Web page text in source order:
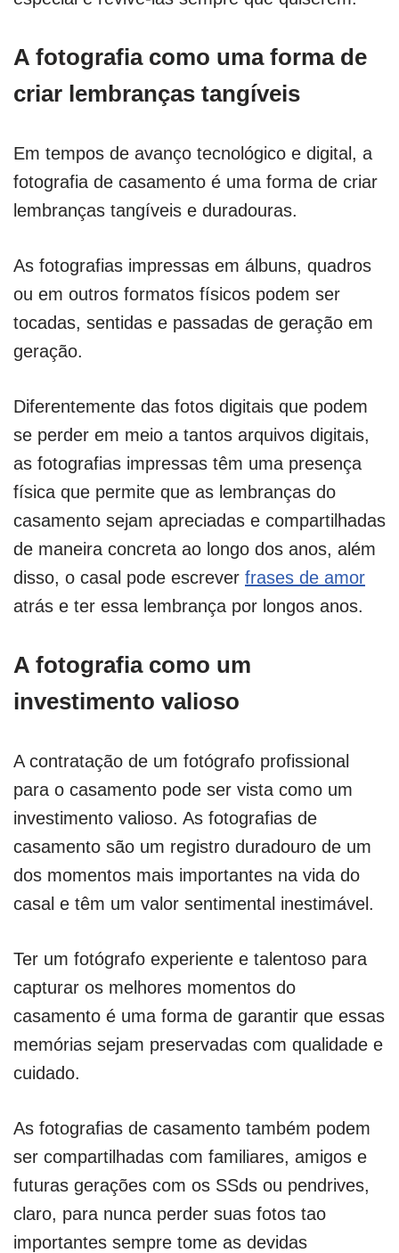
A fotografia como uma forma de
criar lembranças tangíveis
Em tempos de avanço tecnológico e digital, a
fotografia de casamento é uma forma de criar
lembranças tangíveis e duradouras.
As fotografias impressas em álbuns, quadros
ou em outros formatos físicos podem ser
tocadas, sentidas e passadas de geração em
geração.
Diferentemente das fotos digitais que podem
se perder em meio a tantos arquivos digitais,
as fotografias impressas têm uma presença
física que permite que as lembranças do
casamento sejam apreciadas e compartilhadas
de maneira concreta ao longo dos anos, além
disso, o casal pode escrever frases de amor
atrás e ter essa lembrança por longos anos.
A fotografia como um
investimento valioso
A contratação de um fotógrafo profissional
para o casamento pode ser vista como um
investimento valioso. As fotografias de
casamento são um registro duradouro de um
dos momentos mais importantes na vida do
casal e têm um valor sentimental inestimável.
Ter um fotógrafo experiente e talentoso para
capturar os melhores momentos do
casamento é uma forma de garantir que essas
memórias sejam preservadas com qualidade e
cuidado.
As fotografias de casamento também podem
ser compartilhadas com familiares, amigos e
futuras gerações com os SSds ou pendrives,
claro, para nunca perder suas fotos tao
importantes sempre tome as devidas